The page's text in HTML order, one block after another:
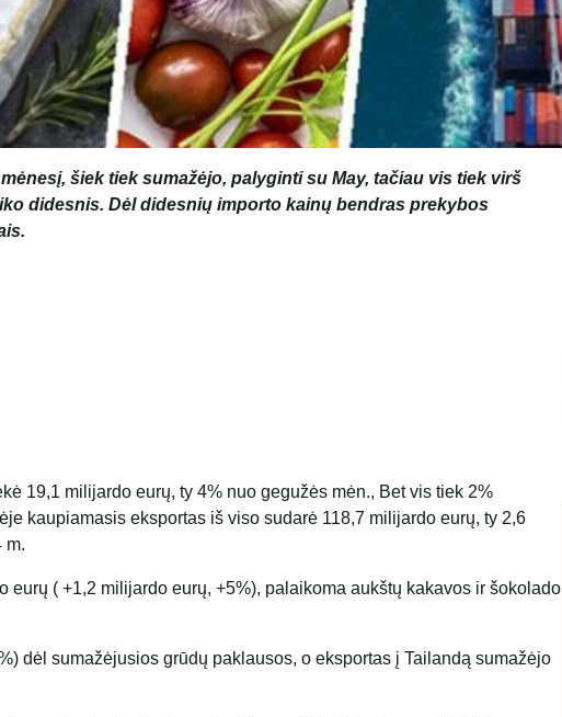
šiek tiek sumažėjo, palyginti su May, tačiau vis tiek virš
didesnis. Dėl didesnių importo kainų bendras prekybos
19,1 milijardo eurų, ty 4% nuo gegužės mėn., Bet vis tiek 2%
kaupiamasis eksportas iš viso sudarė 118,7 milijardo eurų, ty 2,6
m.
( +1,2 milijardo eurų, +5%), palaikoma aukštų kakavos ir šokolado
dėl sumažėjusios grūdų paklausos, o eksportas į Tailandą sumažėjo